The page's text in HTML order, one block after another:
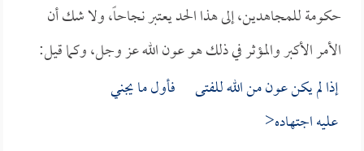
حكومة للمجاهدين، إلى هذا الحد يعتبر نجاحاً، ولا شك أن
الأمر الأكبر والمؤثر في ذلك هو عون الله عز وجل، وكما قيل:
إذا لم يكن عون من الله للفتى فأول ما يجني
عليه اجتهاده<